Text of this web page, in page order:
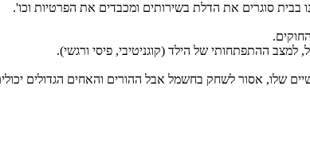
סוגרים את הדלת בשירותים ומכבדים את הפרטיות וכו'.
למצב ההתפתחותי של הילד (קוגניטיבי, פיסי ורגשי).
שלו, אסור לשחק בחשמל אבל ההורים והאחים הגדולים